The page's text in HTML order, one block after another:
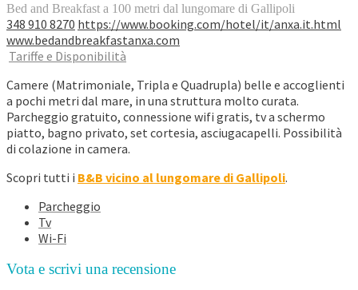
Bed and Breakfast a 100 metri dal lungomare di Gallipoli
348 910 8270 https://www.booking.com/hotel/it/anxa.it.html
www.bedandbreakfastanxa.com
Tariffe e Disponibilità
Camere (Matrimoniale, Tripla e Quadrupla) belle e accoglienti
a pochi metri dal mare, in una struttura molto curata.
Parcheggio gratuito, connessione wifi gratis, tv a schermo
piatto, bagno privato, set cortesia, asciugacapelli. Possibilità
di colazione in camera.
Scopri tutti i B&B vicino al lungomare di Gallipoli.
Parcheggio
Tv
Wi-Fi
Vota e scrivi una recensione